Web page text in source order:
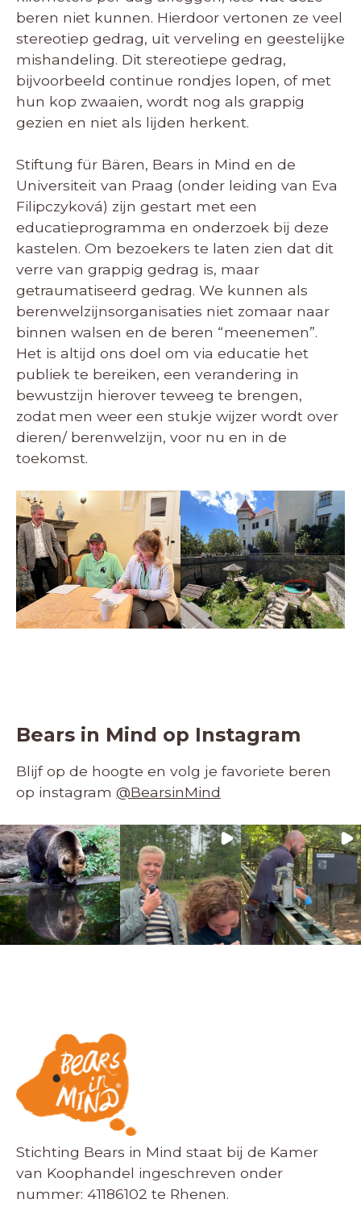
beren niet kunnen. Hierdoor vertonen ze veel
stereotiep gedrag, uit verveling en geestelijke
mishandeling. Dit stereotiepe gedrag,
bijvoorbeeld continue rondjes lopen, of met
hun kop zwaaien, wordt nog als grappig
gezien en niet als lijden herkent.
Stiftung für Bären, Bears in Mind en de
Universiteit van Praag (onder leiding van Eva
Filipczyková) zijn gestart met een
educatieprogramma en onderzoek bij deze
kastelen. Om bezoekers te laten zien dat dit
verre van grappig gedrag is, maar
getraumatiseerd gedrag. We kunnen als
berenwelzijnsorganisaties niet zomaar naar
binnen walsen en de beren “meenemen”.
Het is altijd ons doel om via educatie het
publiek te bereiken, een verandering in
bewustzijn hierover teweeg te brengen,
zodat men weer een stukje wijzer wordt over
dieren/ berenwelzijn, voor nu en in de
toekomst.
Bears in Mind op Instagram
Blijf op de hoogte en volg je favoriete beren
op instagram @BearsinMind
Stichting Bears in Mind staat bij de Kamer
van Koophandel ingeschreven onder
nummer: 41186102 te Rhenen.